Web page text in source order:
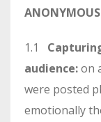
1.1
audience:on
were posted
emotionally